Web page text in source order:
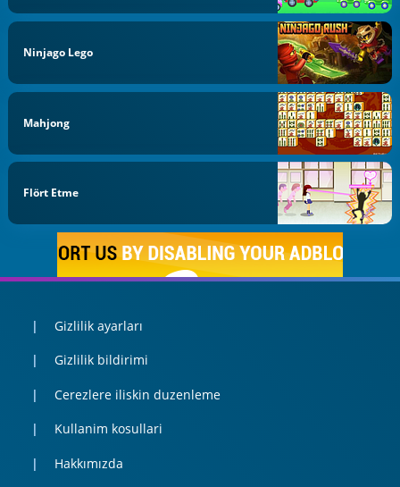
Ninjago Lego
Mahjong
Flört Etme
Gizlilik ayarları
Gizlilik bildirimi
Cerezlere iliskin duzenleme
Kullanim kosullari
Hakkımızda